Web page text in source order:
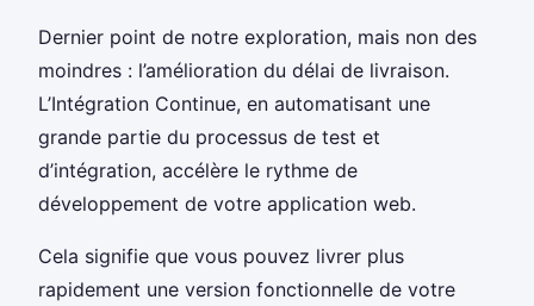
Dernier point de notre exploration, mais non des
moindres : l’amélioration du délai de livraison.
L’Intégration Continue, en automatisant une
grande partie du processus de test et
d’intégration, accélère le rythme de
développement de votre application web.
Cela signifie que vous pouvez livrer plus
rapidement une version fonctionnelle de votre